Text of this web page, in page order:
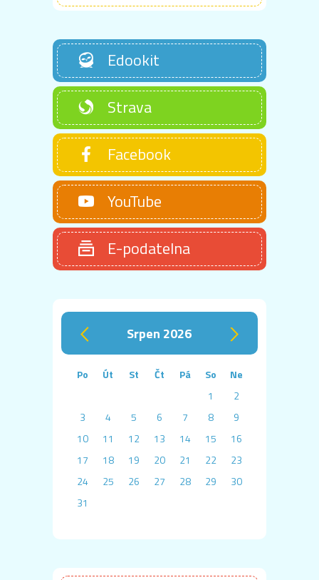
Edookit
Strava
Facebook
YouTube
E-podatelna
‹ srpen 2026 ›
Po Út St Čt Pá So
Ne
1
2
3
4 5 6 7 8
9
10
11 12 13 14 15
16
17
18 19 20 21 22
23
24
25 26 27 28 29
30
31